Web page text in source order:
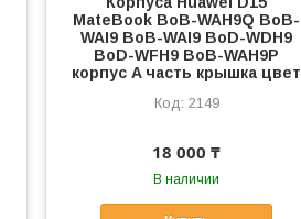
MateBook BoB-WAH9Q BoB-
WAI9 BoB-WAI9 BoD-WDH9
BoD-WFH9 BoB-WAH9P
корпус A часть крышка цвет
2149
18 000 ₸
В наличии